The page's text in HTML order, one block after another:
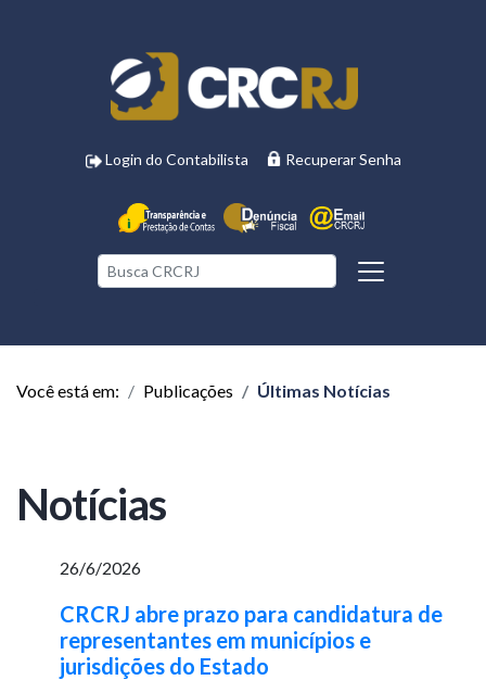
Login do Contabilista Recuperar Senha
Você está em: Publicações Últimas Notícias
Notícias
26/6/2026
CRCRJ abre prazo para candidatura de
representantes em municípios e
jurisdições do Estado